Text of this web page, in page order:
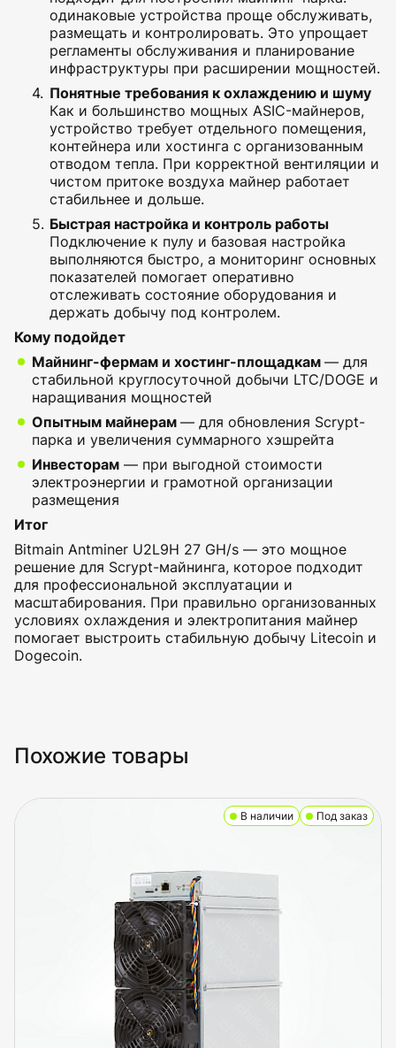
одинаковые устройства проще обслуживать,
размещать и контролировать. Это упрощает
регламенты обслуживания и планирование
инфраструктуры при расширении мощностей.
Понятные требования к охлаждению и шуму
Как и большинство мощных ASIC-майнеров,
устройство требует отдельного помещения,
контейнера или хостинга с организованным
отводом тепла. При корректной вентиляции и
чистом притоке воздуха майнер работает
стабильнее и дольше.
Быстрая настройка и контроль работы
Подключение к пулу и базовая настройка
выполняются быстро, а мониторинг основных
показателей помогает оперативно
отслеживать состояние оборудования и
держать добычу под контролем.
Кому подойдет
Майнинг-фермам и хостинг-площадкам — для
стабильной круглосуточной добычи LTC/DOGE и
наращивания мощностей
Опытным майнерам — для обновления Scrypt-
парка и увеличения суммарного хэшрейта
Инвесторам — при выгодной стоимости
электроэнергии и грамотной организации
размещения
Итог
Bitmain Antminer U2L9H 27 GH/s — это мощное
решение для Scrypt-майнинга, которое подходит
для профессиональной эксплуатации и
масштабирования. При правильно организованных
условиях охлаждения и электропитания майнер
помогает выстроить стабильную добычу Litecoin и
Dogecoin.
Похожие товары
В наличии Под заказ